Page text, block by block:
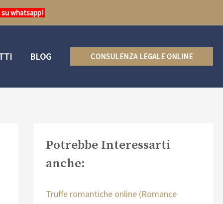
su whatsapp!
BLOG CONSULENZA LEGALE ONLINE
Potrebbe Interessarti
anche:
Truffe romantiche online (Romance